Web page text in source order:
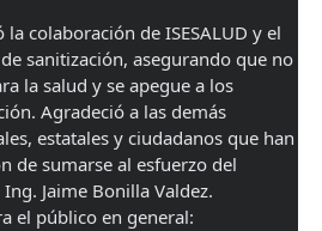
colaboración de ISESALUD y el
de sanitización, asegurando que no
la salud y se apegue a los
Agradeció a las demás
estatales y ciudadanos que han
de sumarse al esfuerzo del
Jaime Bonilla Valdez.
el público en general: